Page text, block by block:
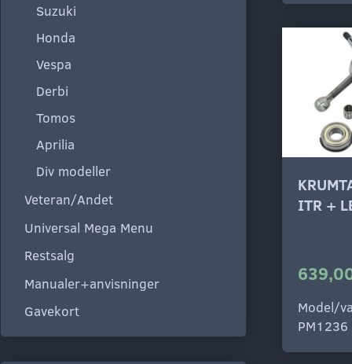
Suzuki
Honda
Vespa
Derbi
Tomos
Aprilia
Div modeller
Veteran/Andet
Universal Mega Menu
Restsalg
Manualer+anvisninger
Gavekort
ITR +
Model/
PM1236